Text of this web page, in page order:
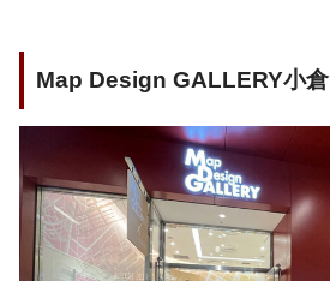
Map Design GALLERY小倉